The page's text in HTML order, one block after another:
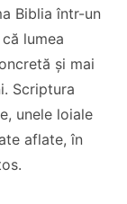
Biblia într-un
lumea
și mai
Scriptura
unele loiale
aflate, în